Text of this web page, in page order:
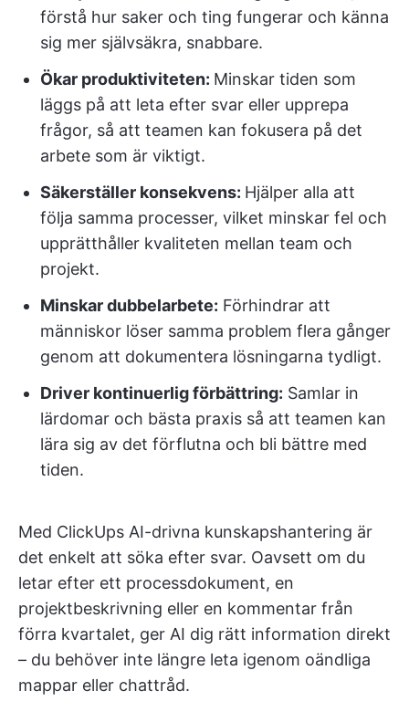
förstå hur saker och ting fungerar och känna
sig mer självsäkra, snabbare.
Ökar produktiviteten: Minskar tiden som
läggs på att leta efter svar eller upprepa
frågor, så att teamen kan fokusera på det
arbete som är viktigt.
Säkerställer konsekvens: Hjälper alla att
följa samma processer, vilket minskar fel och
upprätthåller kvaliteten mellan team och
projekt.
Minskar dubbelarbete: Förhindrar att
människor löser samma problem flera gånger
genom att dokumentera lösningarna tydligt.
Driver kontinuerlig förbättring: Samlar in
lärdomar och bästa praxis så att teamen kan
lära sig av det förflutna och bli bättre med
tiden.
Med ClickUps AI-drivna kunskapshantering är
det enkelt att söka efter svar. Oavsett om du
letar efter ett processdokument, en
projektbeskrivning eller en kommentar från
förra kvartalet, ger AI dig rätt information direkt
– du behöver inte längre leta igenom oändliga
mappar eller chattråd.